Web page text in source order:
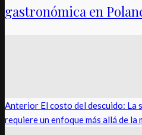
gastronómica en
Anterior El costo del descuido: La
requiere un enfoque más allá de la